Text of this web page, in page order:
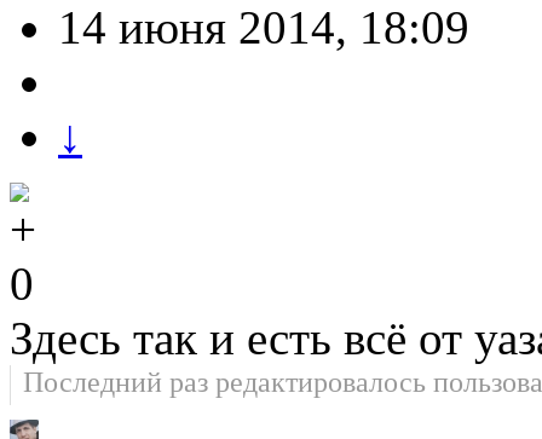
14 июня 2014, 18:09
↓
0
Здесь так и есть всё от
Последний раз редактировалось